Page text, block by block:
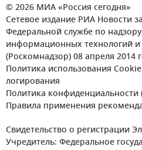
© 2026 МИА «Россия сегодня»
Сетевое издание РИА Новости
Федеральной службе по
информационных технологий
(Роскомнадзор) 08 апреля 2014
Политика использования
логирования
Политика конфиденциальности
Правила применения
Свидетельство о регистрации
Учредитель: Федеральное